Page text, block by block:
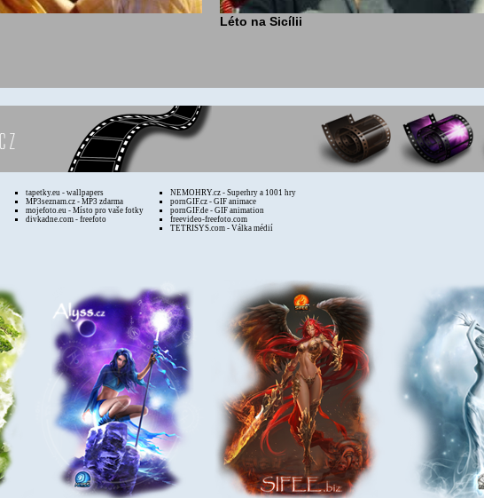
Léto na Sicílii
tapetky.eu - wallpapers
MP3seznam.cz - MP3 zdarma
mojefoto.eu - Místo pro vaše fotky
divkadne.com - freefoto
NEMOHRY.cz - Superhry a 1001 hry
pornGIF.cz - GIF animace
pornGIF.de - GIF animation
freevideo-freefoto.com
TETRISYS.com - Válka médií